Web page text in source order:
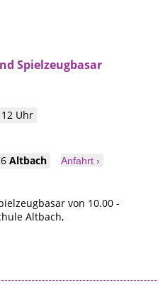
Spielzeugbasar
Uhr
Altbach
Anfahrt ›
von 10.00 -
Altbach,